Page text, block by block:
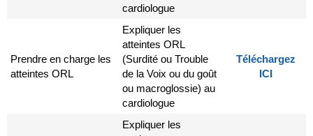
cardiologue
Prendre en charge les
atteintes ORL
Expliquer les
atteintes ORL
(Surdité ou Trouble
de la Voix ou du goût
ou macroglossie) au
cardiologue
Téléchargez
ICI
Expliquer les